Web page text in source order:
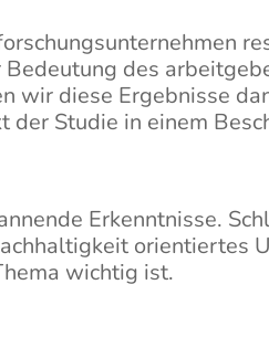
des
wir diese Ergebnisse
der Studie in einem
Erkenntnisse.
orientiertes
wichtig ist.